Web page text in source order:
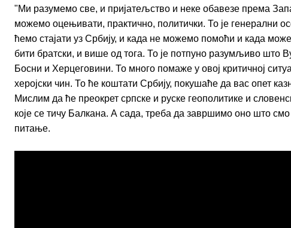
"Ми разумемо све, и пријатељство и неке обавезе према
можемо оцењивати, практично, политички. То је генерални
ћемо стајати уз Србију, и када не можемо помоћи и када
бити братски, и више од тога. То је потпуно разумљиво што
Босни и Херцеговини. То много помаже у овој критичној
херојски чин. То ће коштати Србију, покушаће да вас опет
Мислим да ће преокрет српске и руске геополитике и
које се тичу Балкана. А сада, треба да завршимо оно што
питање.